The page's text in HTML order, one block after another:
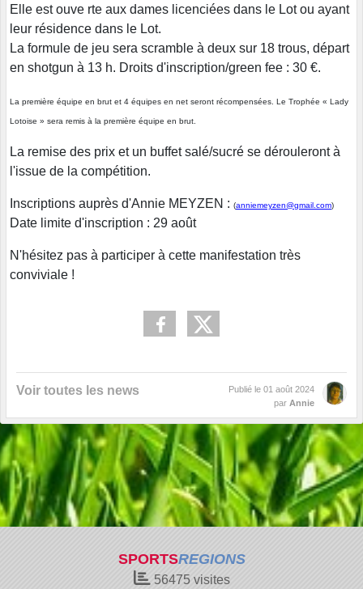
Elle est ouve rte aux dames licenciées dans le Lot ou ayant
leur résidence dans le Lot.
La formule de jeu sera scramble à deux sur 18 trous, départ
en shotgun à 13 h. Droits d'inscription/green fee : 30 €.
La première équipe en brut et 4 équipes en net seront récompensées. Le Trophée « Lady
Lotoise » sera remis à la première équipe en brut.
La remise des prix et un buffet salé/sucré se dérouleront à
l'issue de la compétition.
Inscriptions auprès d'Annie MEYZEN : (anniemeyzen@gmail.com)
Date limite d'inscription : 29 août
N'hésitez pas à participer à cette manifestation très
conviviale !
Voir toutes les news Publié le 01 août 2024
par Annie
SPORTSREGIONS
56475visites